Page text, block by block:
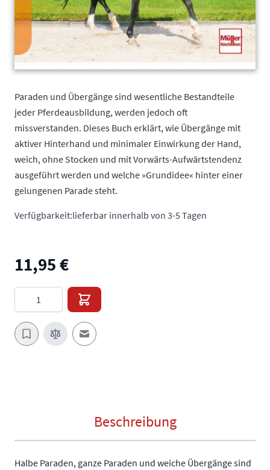
Paraden und Übergänge sind wesentliche Bestandteile
jeder Pferdeausbildung, werden jedoch oft
missverstanden. Dieses Buch erklärt, wie Übergänge mit
aktiver Hinterhand und minimaler Einwirkung der Hand,
weich, ohne Stocken und mit Vorwärts-Aufwärtstendenz
ausgeführt werden und welche »Grundidee« hinter einer
gelungenen Parade steht.
Verfügbarkeit:lieferbar innerhalb von 3-5 Tagen
11,95 €
Menge
E-Mail an einen Freund
Beschreibung
Halbe Paraden, ganze Paraden und weiche Übergänge sind